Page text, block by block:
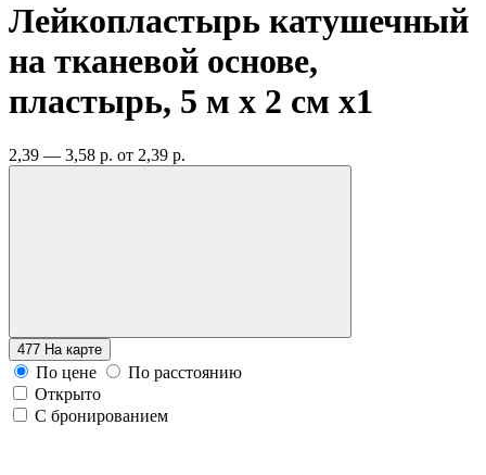
Лейкопластырь катушечный
на тканевой основе,
пластырь, 5 м х 2 см x1
2,39 — 3,58 р. от 2,39 р.
477 На карте
По цене
По расстоянию
Открыто
С бронированием